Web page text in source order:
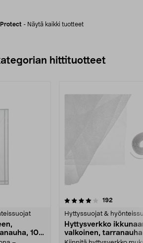
- Näytä kaikki tuotteet
hittituotteet
100
192
Hyttyssuojat &
Hyttysverkko
valkoinen,
150 cm
4.0 viidestä